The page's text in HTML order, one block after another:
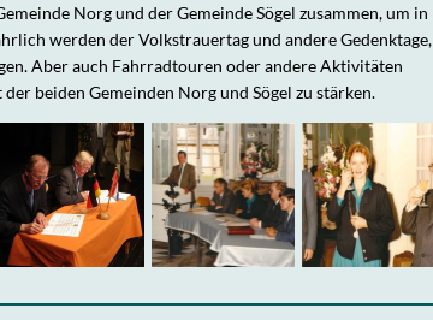
Norg und der Gemeinde Sögel zusammen, um in
werden der Volkstrauertag und andere Gedenktage,
Aber auch Fahrradtouren oder andere Aktivitäten
beiden Gemeinden Norg und Sögel zu stärken.